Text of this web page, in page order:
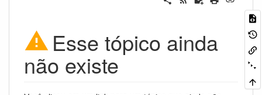
Esse tópico ainda
não existe